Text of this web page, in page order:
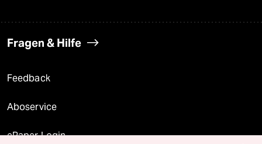
Fragen & Hilfe
Feedback
Aboservice
ePaper Login